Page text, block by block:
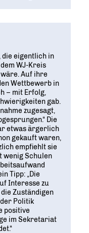
die eigentlich in
WJ-Kreis
Auf ihre
Wettbewerb in
– mit Erfolg,
gab.
zugesagt,
Die
etwas ärgerlich
gekauft waren,
empfiehlt sie
wenig Schulen
Tipp: „Die
Interesse zu
Zuständigen
Politik
positive
im Sekretariat